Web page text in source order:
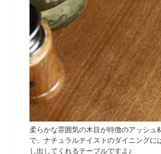
柔らかな雰囲気の木目が特徴のアッシュ
で、ナチュラルテイストのダイニングに
し出してくれるテーブルですよ♪